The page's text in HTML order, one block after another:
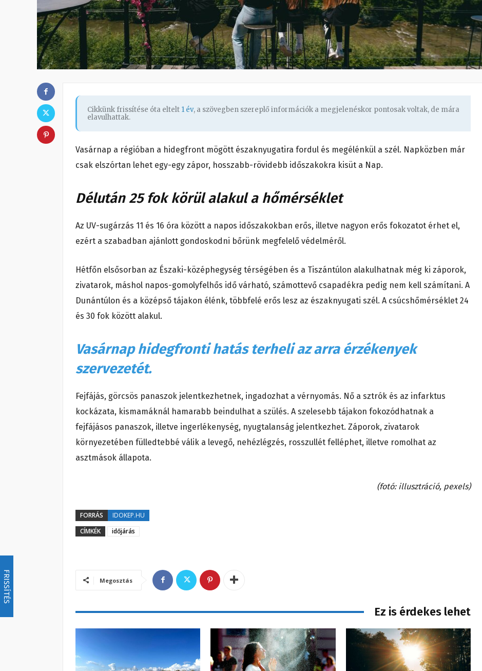
FRISSÍTÉS
Cikkünk frissítése óta eltelt 1 év, a szövegben szereplő információk a megjelenéskor pontosak voltak, de mára
elavulhattak.
Vasárnap a régióban a hidegfront mögött északnyugatira fordul és megélénkül a szél. Napközben már
csak elszórtan lehet egy-egy zápor, hosszabb-rövidebb időszakokra kisüt a Nap.
Délután 25 fok körül alakul a hőmérséklet
Az UV-sugárzás 11 és 16 óra között a napos időszakokban erős, illetve nagyon erős fokozatot érhet el,
ezért a szabadban ajánlott gondoskodni bőrünk megfelelő védelméről.
Hétfőn elsősorban az Északi-középhegység térségében és a Tiszántúlon alakulhatnak még ki záporok,
zivatarok, máshol napos-gomolyfelhős idő várható, számottevő csapadékra pedig nem kell számítani. A
Dunántúlon és a középső tájakon élénk, többfelé erős lesz az északnyugati szél. A csúcshőmérséklet 24
és 30 fok között alakul.
Vasárnap hidegfronti hatás terheli az arra érzékenyek
szervezetét.
Fejfájás, görcsös panaszok jelentkezhetnek, ingadozhat a vérnyomás. Nő a sztrók és az infarktus
kockázata, kismamáknál hamarabb beindulhat a szülés. A szelesebb tájakon fokozódhatnak a
fejfájásos panaszok, illetve ingerlékenység, nyugtalanság jelentkezhet. Záporok, zivatarok
környezetében fülledtebbé válik a levegő, nehézlégzés, rosszullét felléphet, illetve romolhat az
asztmások állapota.
(fotó: illusztráció, pexels)
FORRÁS
IDOKEP.HU
CÍMKÉK
időjárás
Megosztás
Ez is érdekes lehet